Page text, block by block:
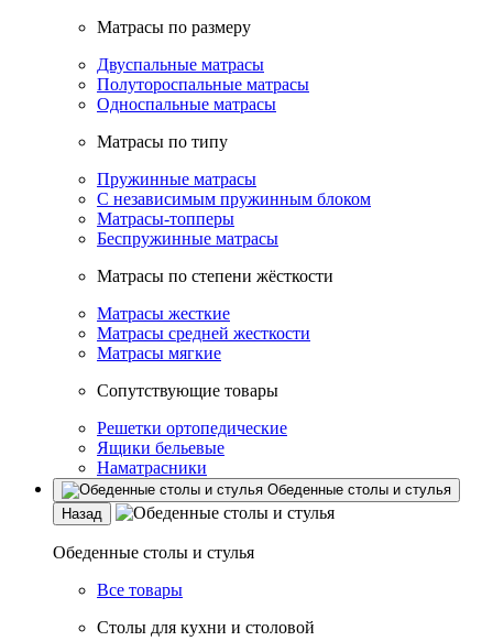
Матрасы по размеру
Двуспальные матрасы
Полутороспальные матрасы
Односпальные матрасы
Матрасы по типу
Пружинные матрасы
С независимым пружинным блоком
Матрасы-топперы
Беспружинные матрасы
Матрасы по степени жёсткости
Матрасы жесткие
Матрасы средней жесткости
Матрасы мягкие
Сопутствующие товары
Решетки ортопедические
Ящики бельевые
Наматрасники
Обеденные столы и стулья
Назад
Обеденные столы и стулья
Все товары
Столы для кухни и столовой